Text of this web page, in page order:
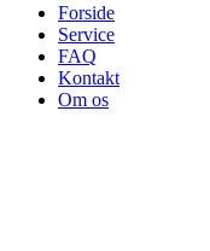
Forside
Service
FAQ
Kontakt
Om os